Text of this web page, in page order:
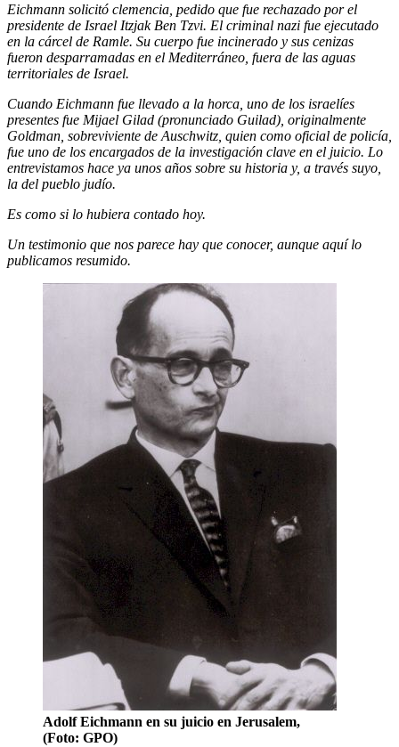
Eichmann solicitó clemencia, pedido que fue rechazado por el
presidente de Israel Itzjak Ben Tzvi. El criminal nazi fue ejecutado
en la cárcel de Ramle. Su cuerpo fue incinerado y sus cenizas
fueron desparramadas en el Mediterráneo, fuera de las aguas
territoriales de Israel.
Cuando Eichmann fue llevado a la horca, uno de los israelíes
presentes fue Mijael Gilad (pronunciado Guilad), originalmente
Goldman, sobreviviente de Auschwitz, quien como oficial de policía,
fue uno de los encargados de la investigación clave en el juicio. Lo
entrevistamos hace ya unos años sobre su historia y, a través suyo,
la del pueblo judío.
Es como si lo hubiera contado hoy.
Un testimonio que nos parece hay que conocer, aunque aquí lo
publicamos resumido.
Adolf Eichmann en su juicio en Jerusalem,
(Foto: GPO)